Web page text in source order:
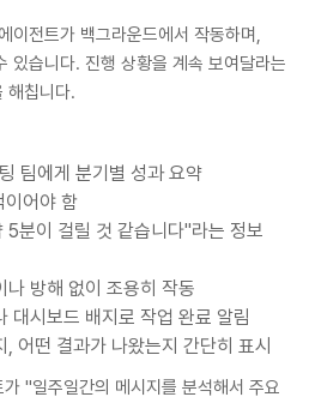
이전트가 백그라운드에서 작동하며,
있습니다. 진행 상황을 계속 보여달라는
해칩니다.
팀에게 분기별 성과 요약
이어야 함
5분이 걸릴 것 같습니다"라는 정보
방해 없이 조용히 작동
대시보드 배지로 작업 완료 알림
어떤 결과가 나왔는지 간단히 표시
"일주일간의 메시지를 분석해서 주요